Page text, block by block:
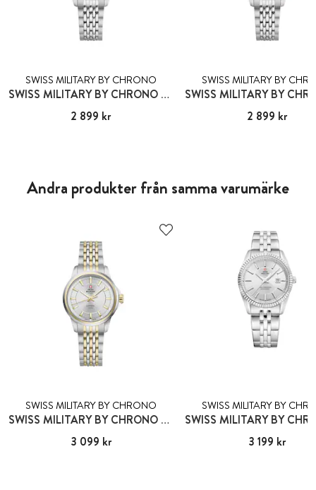
SWISS MILITARY BY CHRONO
SWISS MILITARY BY CHRONO GSTAAD
Pris :2 899 kr
2 899 kr
SWISS MILITARY BY
Pris :2 899 kr
2 899 kr
Andra produkter från samma varumärke
SWISS MILITARY BY CHRONO
SWISS MILITARY BY CHRONO GSTAAD
Pris :3 099 kr
3 099 kr
SWISS MILITARY BY
Pris :3 199 kr
3 199 kr